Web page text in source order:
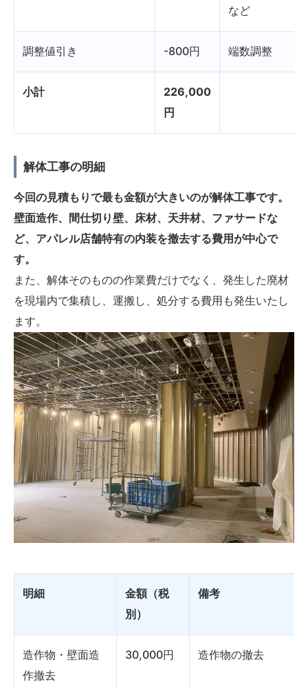
など
調整値引き -800円 端数調整
小計
226,000
円
解体工事の明細
今回の見積もりで最も金額が大きいのが解体工事です。
壁面造作、間仕切り壁、床材、天井材、ファサードな
ど、アパレル店舗特有の内装を撤去する費用が中心で
す。
また、解体そのものの作業費だけでなく、発生した廃材
を現場内で集積し、運搬し、処分する費用も発生いたし
ます。
明細
金額（税
別）
備考
造作物・壁面造
作撤去
30,000円 造作物の撤去